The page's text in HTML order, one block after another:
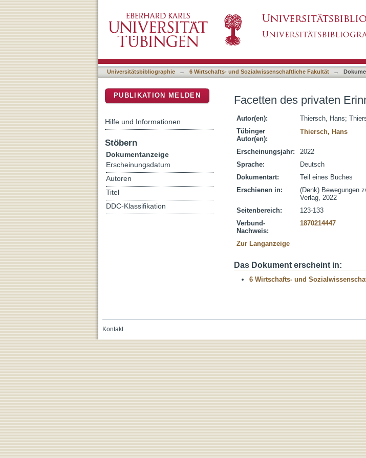
Universitätsbibliographie → 6 Wirtschafts- und Sozialwissenschaftliche Fakultät →
Facetten des privaten
Autor(en): Thiersch, Hans;
Tübinger
Autor(en):
Thiersch, Hans
Erscheinungsjahr:
2022
Sprache:
Deutsch
Dokumentart:
Teil eines Buches
Erschienen in:
(Denk) Bewegungen
Verlag, 2022
Seitenbereich:
123-133
Verbund-
Nachweis:
1870214447
Zur Langanzeige
Das Dokument erscheint in:
6 Wirtschafts- und
PUBLIKATION MELDEN
Hilfe und Informationen
Stöbern
Dokumentanzeige
Erscheinungsdatum
Autoren
Titel
DDC-Klassifikation
Kontakt